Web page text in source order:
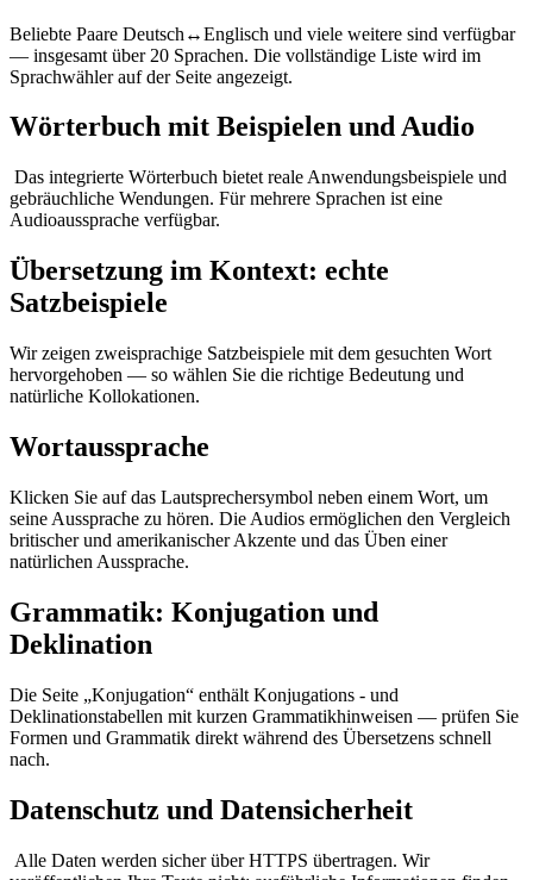
Beliebte Paare Deutsch↔Englisch und viele weitere sind verfügbar
— insgesamt über 20 Sprachen. Die vollständige Liste wird im
Sprachwähler auf der Seite angezeigt.
Wörterbuch mit Beispielen und Audio
Das integrierte Wörterbuch bietet reale Anwendungsbeispiele und
gebräuchliche Wendungen. Für mehrere Sprachen ist eine
Audioaussprache verfügbar.
Übersetzung im Kontext: echte
Satzbeispiele
Wir zeigen zweisprachige Satzbeispiele mit dem gesuchten Wort
hervorgehoben — so wählen Sie die richtige Bedeutung und
natürliche Kollokationen.
Wortaussprache
Klicken Sie auf das Lautsprechersymbol neben einem Wort, um
seine Aussprache zu hören. Die Audios ermöglichen den Vergleich
britischer und amerikanischer Akzente und das Üben einer
natürlichen Aussprache.
Grammatik: Konjugation und
Deklination
Die Seite „Konjugation“ enthält Konjugations - und
Deklinationstabellen mit kurzen Grammatikhinweisen — prüfen Sie
Formen und Grammatik direkt während des Übersetzens schnell
nach.
Datenschutz und Datensicherheit
Alle Daten werden sicher über HTTPS übertragen. Wir